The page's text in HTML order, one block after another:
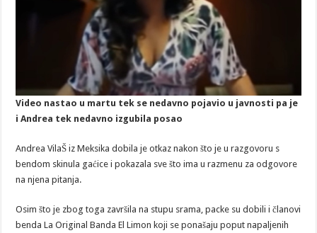
Video nastao u martu tek se nedavno pojavio u javnosti pa je
i Andrea tek nedavno izgubila posao
Andrea VilaŠ iz Meksika dobila je otkaz nakon što je u razgovoru s
bendom skinula gaćice i pokazala sve što ima u razmenu za odgovore
na njena pitanja.
Osim što je zbog toga završila na stupu srama, packe su dobili i članovi
benda La Original Banda El Limon koji se ponašaju poput napaljenih